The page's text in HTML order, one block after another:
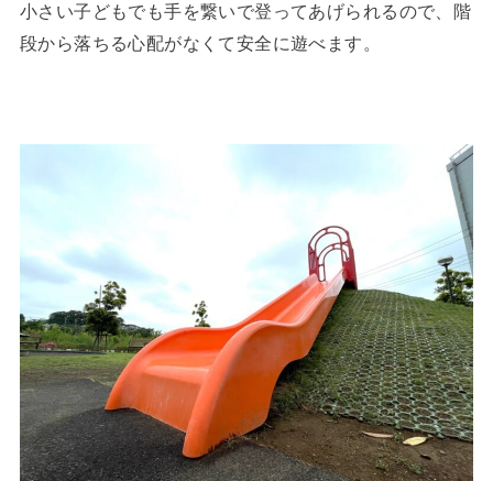
小さい子どもでも手を繋いで登ってあげられるので、階
段から落ちる心配がなくて安全に遊べます。